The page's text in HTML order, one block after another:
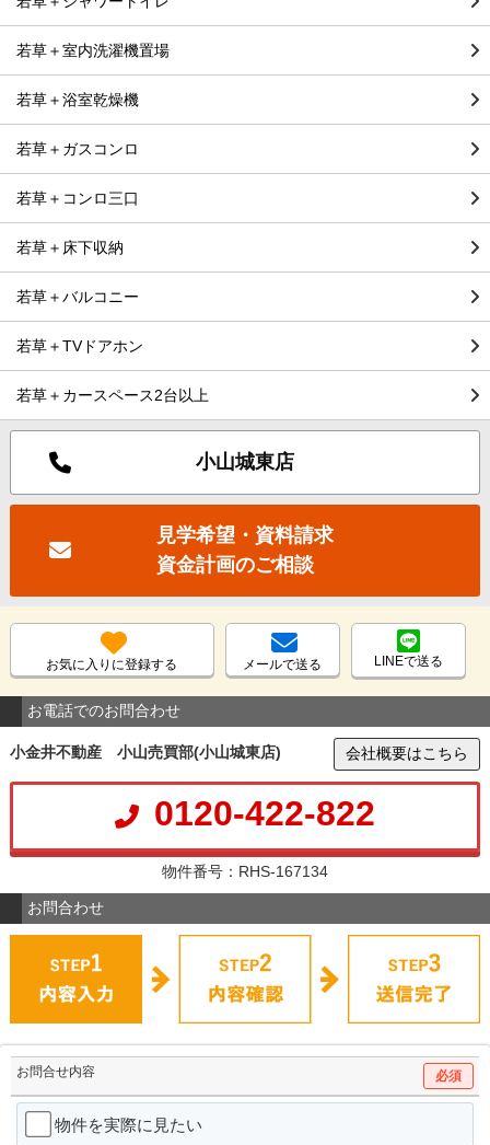
若草＋室内洗濯機置場
若草＋浴室乾燥機
若草＋ガスコンロ
若草＋コンロ三口
若草＋床下収納
若草＋バルコニー
若草＋TVドアホン
若草＋カースペース2台以上
小山城東店
見学希望・資料請求
資金計画のご相談
お気に入りに登録する メールで送る LINEで送る
お電話でのお問合わせ
小金井不動産 小山売買部(小山城東店) 会社概要はこちら
0120-422-822
物件番号：RHS-167134
お問合わせ
お問合せ内容 必須
物件を実際に見たい